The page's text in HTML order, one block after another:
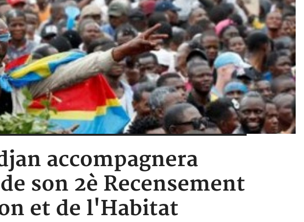
accompagnera
son 2è Recensement
et de l'Habitat